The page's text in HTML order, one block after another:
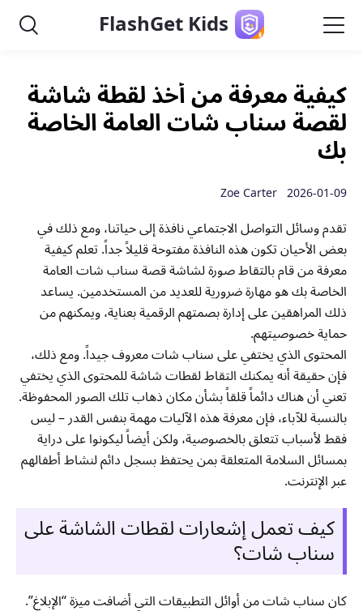
FlashGet Kids
كيفية معرفة من أخذ لقطة شاشة
لقصة سناب شات العامة الخاصة
بك
2026-01-09 Zoe Carter
تقدم وسائل التواصل الاجتماعي نافذة إلى حياتنا، ومع ذلك في
بعض الأحيان تكون هذه النافذة مفتوحة قليلاً جداً. تعلم كيفية
معرفة من قام بالتقاط صورة لشاشة قصة سناب شات العامة
الخاصة بك هو مهارة ضرورية للعديد من المستخدمين. يساعد
ذلك المراهقين على إدارة بصمتهم الرقمية بعناية، ويمكنهم من
حماية خصوصيتهم.
المحتوى الذي يختفي على سناب شات معروف جيداً. ومع ذلك،
فإن حقيقة أنه يمكنك التقاط لقطات شاشة للمحتوى الذي يختفي
تعني أن هناك دائماً قلقاً بشأن مكان ذهاب تلك الصور المحفوظة.
بالنسبة للآباء، فإن معرفة هذه الآليات مهمة بنفس القدر – ليس
فقط لأسباب تتعلق بالخصوصية، ولكن أيضاً ليكونوا على دراية
بمسائل السلامة المتعلقة بمن يحتفظ بسجل دائم لنشاط أطفالهم
عبر الإنترنت.
كيف تعمل إشعارات لقطات الشاشة على
سناب شات؟
كان سناب شات من أوائل التطبيقات التي أضافت ميزة “الإبلاغ”.